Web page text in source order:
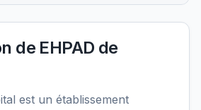
de EHPAD de
est un établissement